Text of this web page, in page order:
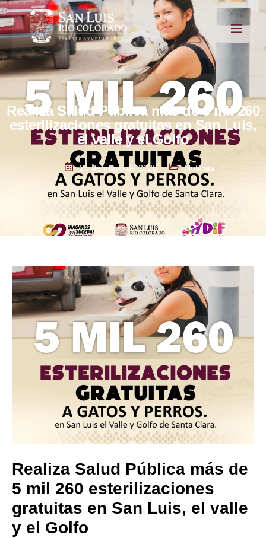
Realiza Salud Pública más de 5 mil 260
esterilizaciones gratuitas en San Luis,
el valle y el Golfo
25 de mayo de 2026 Noticias
Realiza Salud Pública más de
5 mil 260 esterilizaciones
gratuitas en San Luis, el valle
y el Golfo